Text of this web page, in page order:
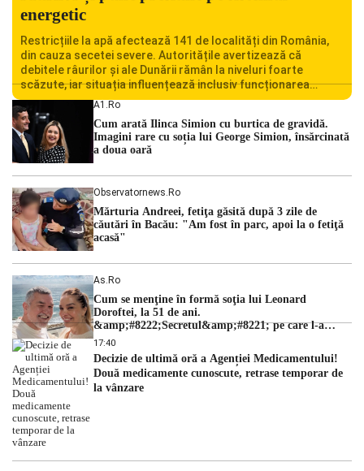
energetic
Restricțiile la apă afectează 141 de localități din România,
din cauza secetei severe. Autoritățile avertizează că
debitele râurilor și ale Dunării rămân la niveluri foarte
scăzute, iar situația influențează inclusiv funcționarea
Centralei Nucleare de la Cernavodă. România se confruntă
cu una dintre cele mai dificile perioade din punct de vedere
hidrologic din ultimii ani. Lipsa […]
A1.ro
Cum arată Ilinca Simion cu burtica de gravidă.
Imagini rare cu soția lui George Simion, însărcinată
a doua oară
Observatornews.ro
Mărturia Andreei, fetiţa găsită după 3 zile de
căutări în Bacău: "Am fost în parc, apoi la o fetiţă
acasă"
As.ro
Cum se menţine în formă soţia lui Leonard
Doroftei, la 51 de ani.
&amp;#8222;Secretul&amp;#8221; pe care l-a
dezvăluit
17:40
Decizie de ultimă oră a Agenției Medicamentului!
Două medicamente cunoscute, retrase temporar de
la vânzare